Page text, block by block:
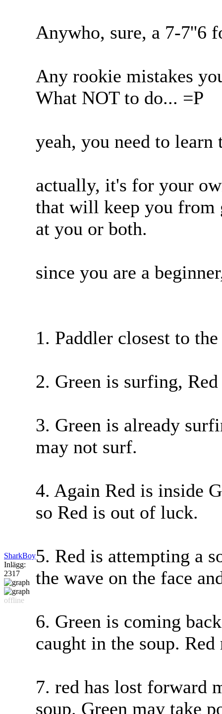
SharkBoy
Inlägg:
2317
offline
Anywho, sure, a 7-7''6
Any rookie mistakes
What NOT to do... =P
yeah, you need to learn
actually, it's for your
that will keep you from
at you or both.
since you are a
1. Paddler closest to
2. Green is surfing,
3. Green is already
may not surf.
4. Again Red is inside
so Red is out of luck.
5. Red is attempting a
the wave on the face
6. Green is coming
caught in the soup.
7. red has lost forward
soup. Green may take